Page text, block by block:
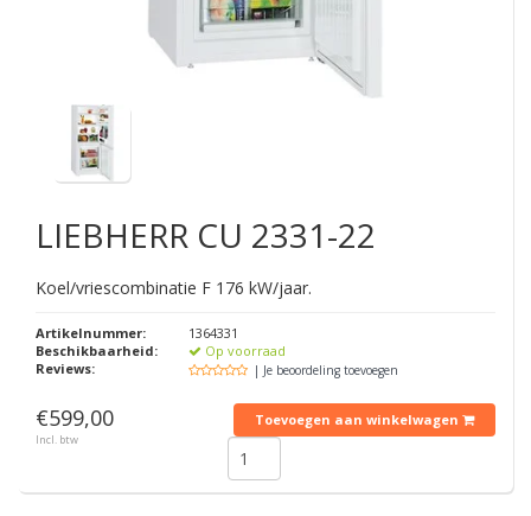
LIEBHERR CU 2331-22
Koel/vriescombinatie F 176 kW/jaar.
Artikelnummer:
1364331
Beschikbaarheid:
Op voorraad
Reviews:
| Je beoordeling toevoegen
€599,00
Incl. btw
Toevoegen aan winkelwagen